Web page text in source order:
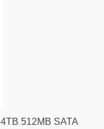
512MB SATA